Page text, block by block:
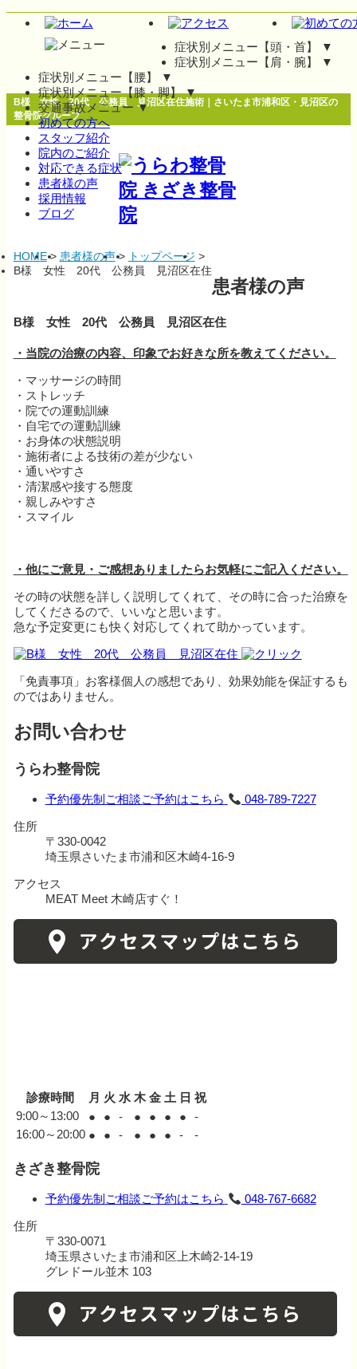
症状別メニュー【頭・首】
▼
症状別メニュー【肩・腕】
▼
症状別メニュー【腰】
▼
症状別メニュー【膝・脚】 ▼
交通事故メニュー ▼
初めての方へ
スタッフ紹介
院内のご紹介
対応できる症状
患者様の声
採用情報
ブログ
B様 女性 20代 公務員 見沼区在住施術｜さいたま市浦和区・見沼区の
整骨院グループ
HOME> 患者様の声> トップページ >
B様 女性 20代 公務員 見沼区在住
患者様の声
B様 女性 20代 公務員 見沼区在住
・当院の治療の内容、印象でお好きな所を教えてください。
・マッサージの時間
・ストレッチ
・院での運動訓練
・自宅での運動訓練
・お身体の状態説明
・施術者による技術の差が少ない
・通いやすさ
・清潔感や接する態度
・親しみやすさ
・スマイル
・他にご意見・ご感想ありましたらお気軽にご記入ください。
その時の状態を詳しく説明してくれて、その時に合った治療を
してくださるので、いいなと思います。
急な予定変更にも快く対応してくれて助かっています。
「免責事項」お客様個人の感想であり、効果効能を保証するも
のではありません。
お問い合わせ
うらわ整骨院
予約優先制 ご相談ご予約はこちら
048-789-7227
住所
〒330-0042
埼玉県さいたま市浦和区木崎4-16-9
アクセス
MEAT Meet 木崎店すぐ！
診療時間 月 火 水 木 金 土 日 祝
9:00～13:00
● ● - ● ● ● ●
-
16:00～20:00 ● ● - ● ● ● - -
きざき整骨院
予約優先制 ご相談ご予約はこちら
048-767-6682
住所
〒330-0071
埼玉県さいたま市浦和区上木崎2-14-19
グレドール並木 103